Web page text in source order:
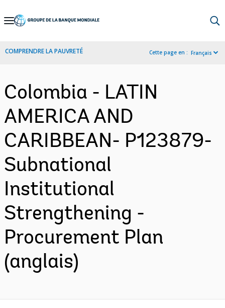
Skip
Navigation
COMPRENDRE LA PAUVRETÉ Cette page en : Français
Colombia - LATIN
AMERICA AND
CARIBBEAN- P123879-
Subnational
Institutional
Strengthening -
Procurement Plan
(anglais)